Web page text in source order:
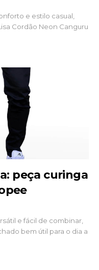
e estilo casual,
Cordão Neon Canguru
peça curinga
e fácil de combinar,
bem útil para o dia a